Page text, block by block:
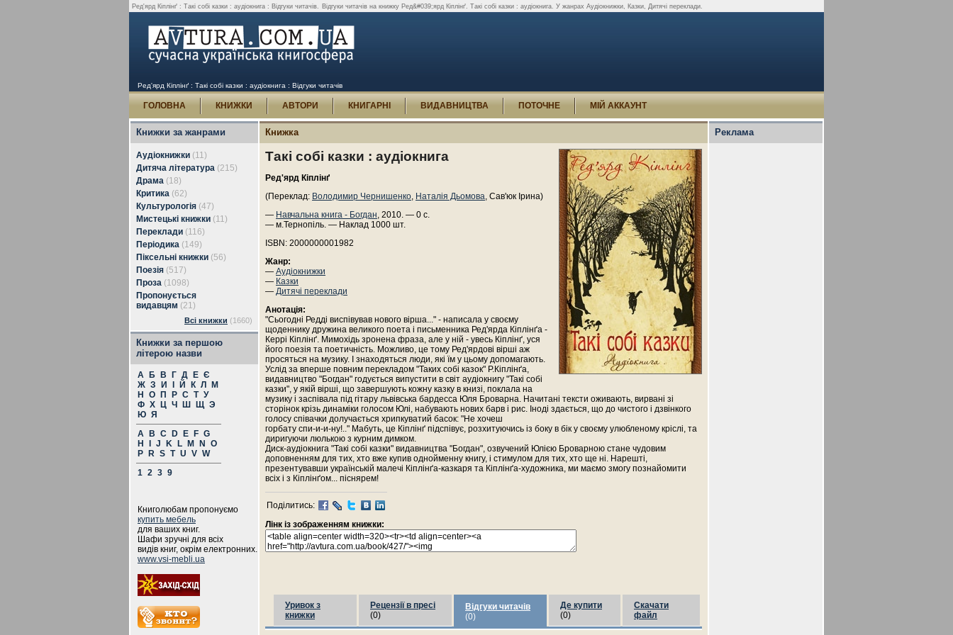
Ред'ярд Кіплінґ : Такі собі казки : аудіокнига : Відгуки читачів. Відгуки читачів на книжку Ред&#039;ярд Кіплінґ. Такі собі казки : аудіокнига. У жанрах Аудіокнижки, Казки, Дитячі переклади.
Ред'ярд Кіплінґ : Такі собі казки : аудіокнига : Відгуки читачів
ГОЛОВНА КНИЖКИ АВТОРИ КНИГАРНІ ВИДАВНИЦТВА ПОТОЧНЕ МІЙ АККАУНТ
Книжки за жанрами
Аудіокнижки (11)
Дитяча література (215)
Драма (18)
Критика (62)
Культурологія (47)
Мистецькі книжки (11)
Переклади (116)
Періодика (149)
Піксельні книжки (56)
Поезія (517)
Проза (1098)
Пропонується
видавцям (21)
Всі книжки (1660)
Книжки за першою
літерою назви
А Б В Г Д Е Є
Ж З И Й К Л
М
Н
О П Р С Т У
Ф Х Ц Ч Ш Щ Э
Ю Я
A
B C D E F G
H
J K L M N
O
P
R S T U V W
1 2 3 9
Книголюбам пропонуємо
купить мебель
для ваших книг.
Шафи зручні для всіх
видів книг, окрім електронних.
www.vsi-mebli.ua
Книжка
Такі собі казки : аудіокнига
Ред'ярд Кіплінґ
(Переклад: Володимир Чернишенко, Наталія Дьомова, Сав'юк Ірина)
— Навчальна книга - Богдан, 2010. — 0 с.
— м.Тернопіль. — Наклад 1000 шт.
ISBN: 2000000001982
Жанр:
— Аудіокнижки
— Казки
— Дитячі переклади
Анотація:
"Сьогодні Редді виспівував нового вірша..." - написала у своєму
щоденнику дружина великого поета і письменника Ред'ярда Кіплінґа -
Керрі Кіплінґ. Мимохідь зронена фраза, але у ній - увесь Кіплінґ, уся
його поезія та поетичність. Можливо, це тому Ред'ярдові вірші аж
просяться на музику. І знаходяться люди, які їм у цьому допомагають.
Услід за вперше повним перекладом "Таких собі казок" Р.Кіплінґа,
видавництво "Богдан" годується випустити в світ аудіокнигу "Такі собі
казки", у якій вірші, що завершують кожну казку в книзі, поклала на
музику і заспівала під гітару львівська бардесса Юля Броварна. Начитані тексти оживають, вирвані зі
сторінок крізь динаміки голосом Юлі, набувають нових барв і рис. Іноді здається, що до чистого і дзвінкого
голосу співачки долучається хрипкуватий басок: "Не хочеш
горбату спи-и-и-ну!.." Мабуть, це Кіплінґ підспівує, розхитуючись із боку в бік у своєму улюбленому кріслі, та
диригуючи люлькою з курним димком.
Диск-аудіокнига "Такі собі казки" видавництва "Богдан", озвучений Юлією Броварною стане чудовим
доповненням для тих, хто вже купив однойменну книгу, і стимулом для тих, хто ще ні. Нарешті,
презентувавши українській малечі Кіплінґа-казкаря та Кіплінґа-художника, ми маємо змогу познайомити
всіх і з Кіплінґом... піснярем!
Поділитись:
Лінк із зображенням книжки:
Уривок з
книжки
Рецензії в пресі
(0)
Відгуки читачів
(0)
Де купити
(0)
Скачати
файл
Реклама